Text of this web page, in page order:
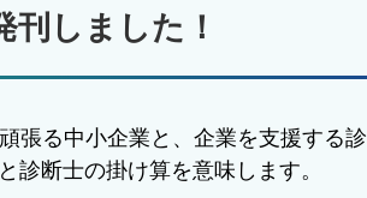
しました！
張る中小企業と、企業を支援する診
診断士の掛け算を意味します。